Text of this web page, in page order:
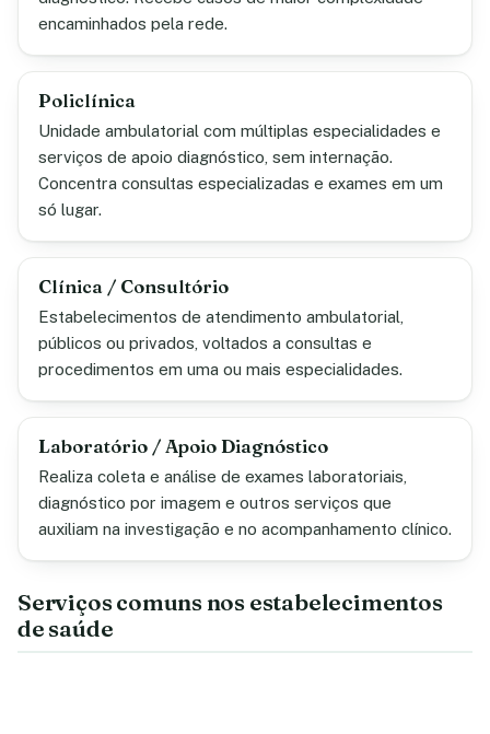
encaminhados pela rede.
Policlínica
Unidade ambulatorial com múltiplas especialidades e
serviços de apoio diagnóstico, sem internação.
Concentra consultas especializadas e exames em um
só lugar.
Clínica / Consultório
Estabelecimentos de atendimento ambulatorial,
públicos ou privados, voltados a consultas e
procedimentos em uma ou mais especialidades.
Laboratório / Apoio Diagnóstico
Realiza coleta e análise de exames laboratoriais,
diagnóstico por imagem e outros serviços que
auxiliam na investigação e no acompanhamento clínico.
Serviços comuns nos estabelecimentos
de saúde